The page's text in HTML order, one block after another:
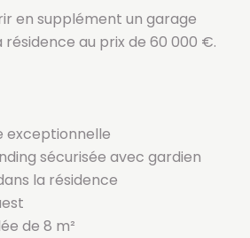
en supplément un garage
résidence au prix de 60 000 €.
exceptionnelle
sécurisée avec gardien
la résidence
de 8 m²